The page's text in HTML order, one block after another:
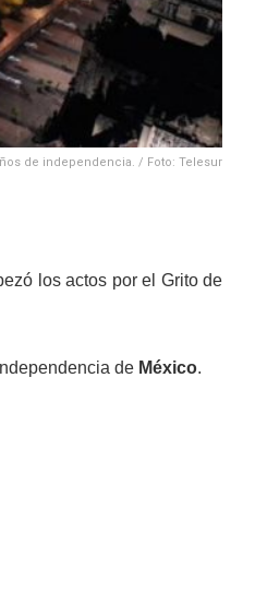
de independencia. / Foto: Telesur
los actos por el Grito de
de México.